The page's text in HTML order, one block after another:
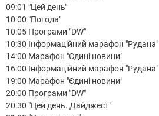
09:01 "Цей день"
10:00 "Погода"
10:05 Програми "DW"
10:30 Інформаційний марафон "Рудана"
14:00 Марафон "Єдині новини"
16:00 Інформаційний марафон "Рудана"
19:00 Марафон "Єдині новини"
20:00 Програми "DW"
20:30 "Цей день. Дайджест"